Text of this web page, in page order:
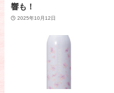
響も！
2025年10月12日